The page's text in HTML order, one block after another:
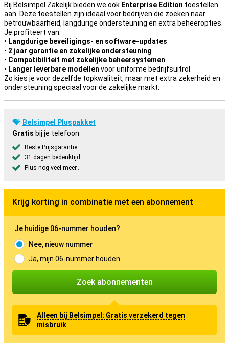
Bij Belsimpel Zakelijk bieden we ook Enterprise Edition toestellen
aan. Deze toestellen zijn ideaal voor bedrijven die zoeken naar
betrouwbaarheid, langdurige ondersteuning en extra beheeropties.
Je profiteert van:
• Langdurige beveiligings- en software-updates
• 2 jaar garantie en zakelijke ondersteuning
• Compatibiliteit met zakelijke beheersystemen
• Langer leverbare modellen voor uniforme bedrijfsuitrol
Zo kies je voor dezelfde topkwaliteit, maar met extra zekerheid en
ondersteuning speciaal voor de zakelijke markt.
Belsimpel Pluspakket
Gratis bij je telefoon
Beste Prijsgarantie
31 dagen bedenktijd
Plus nog veel meer...
Krijg korting in combinatie met een abonnement
Je huidige 06-nummer houden?
Nee, nieuw nummer
Ja, mijn 06-nummer houden
Zoek abonnementen
Alleen bij Belsimpel: Gratis verzekerd tegen
misbruik